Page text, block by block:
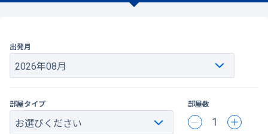
出発月
部屋タイプ 部屋数
1